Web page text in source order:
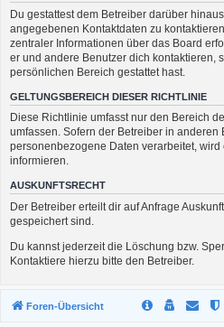
Du gestattest dem Betreiber darüber
angegebenen Kontaktdaten zu
zentraler Informationen über das Board
er und andere Benutzer dich kontaktieren,
persönlichen Bereich gestattet hast.
GELTUNGSBEREICH DIESER RICHTLINIE
Diese Richtlinie umfasst nur den Bereich
umfassen. Sofern der Betreiber in
personenbezogene Daten verarbeitet,
informieren.
AUSKUNFTSRECHT
Der Betreiber erteilt dir auf Anfrage
gespeichert sind.
Du kannst jederzeit die Löschung bzw.
Kontaktiere hierzu bitte den Betreiber.
Foren-Übersicht